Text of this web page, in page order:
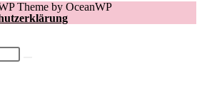
Theme by OceanWP